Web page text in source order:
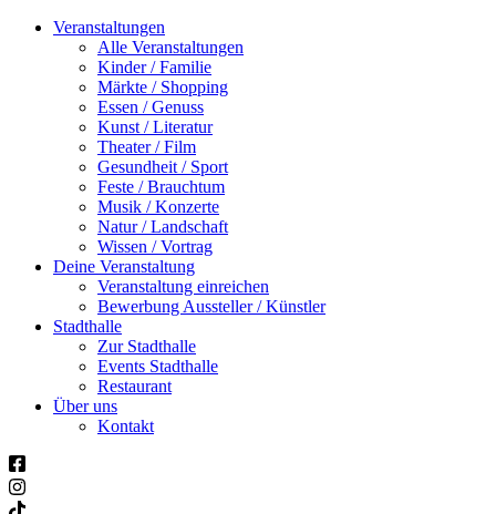
Veranstaltungen
Alle Veranstaltungen
Kinder / Familie
Märkte / Shopping
Essen / Genuss
Kunst / Literatur
Theater / Film
Gesundheit / Sport
Feste / Brauchtum
Musik / Konzerte
Natur / Landschaft
Wissen / Vortrag
Deine Veranstaltung
Veranstaltung einreichen
Bewerbung Aussteller / Künstler
Stadthalle
Zur Stadthalle
Events Stadthalle
Restaurant
Über uns
Kontakt